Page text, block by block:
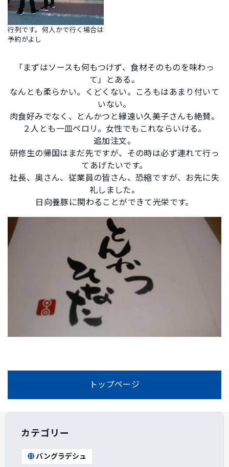
行列です。何人かで行く場合は
予約がよし
「まずはソースも何もつけず、食材そのものを味わっ
て」とある。
なんとも柔らかい。くどくない。ころもはあまり付いて
いない。
肉食好みでなく、とんかつと縁遠い久美子さんも絶賛。
２人とも一皿ペロリ。女性でもこれならいける。
追加注文。
研修生の帰国はまだ先ですが、その時は必ず連れて行っ
てあげたいです。
社長、奥さん、従業員の皆さん、恐縮ですが、お先に失
礼しました。
日向養豚に関わることができて光栄です。
トップページ
カテゴリー
バングラデシュ